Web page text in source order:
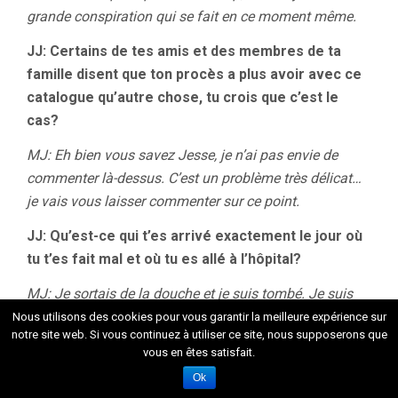
grande conspiration qui se fait en ce moment même.
JJ: Certains de tes amis et des membres de ta
famille disent que ton procès a plus avoir avec ce
catalogue qu’autre chose, tu crois que c’est le
cas?
MJ: Eh bien vous savez Jesse, je n’ai pas envie de
commenter là-dessus. C’est un problème très délicat…
je vais vous laisser commenter sur ce point.
JJ: Qu’est-ce qui t’es arrivé exactement le jour où
tu t’es fait mal et où tu es allé à l’hôpital?
MJ: Je sortais de la douche et je suis tombé. Je suis
plutôt fragile, et tout le poids de mon corps est tombé
sur ma cage thoracique, et en fait je me suis fait un
gros bleu au poumon. J’ai très mal au poumon droit en
ce moment. Je vais au tribunal tous les jours avec une
Nous utilisons des cookies pour vous garantir la meilleure expérience sur
notre site web. Si vous continuez à utiliser ce site, nous supposerons que
vous en êtes satisfait.
Ok